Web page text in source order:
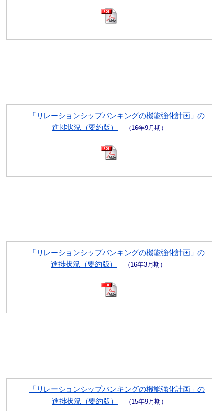
特定個人情報基本方針
に係る基本方針
中小企業者等の金融円滑化基本方針
電子決済等代行業者との連携及び協働に係る方針と契約内
休眠預金等活用法に係る電子公告
「リレーションシップバンキングの機能強化計画」の
進捗状況（要約版）
（16年9月期）
「リレーションシップバンキングの機能強化計画」の
進捗状況（要約版）
（16年3月期）
「リレーションシップバンキングの機能強化計画」の
進捗状況（要約版）
（15年9月期）